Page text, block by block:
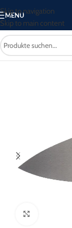
Skip to navigation
Skip to main content
MENU
Start/